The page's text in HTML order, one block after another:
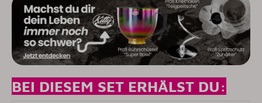
BEI DIESEM SET ERHÄLST DU: